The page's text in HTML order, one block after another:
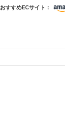
おすすめECサイト：